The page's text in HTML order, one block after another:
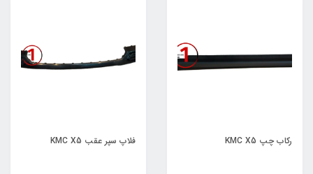
رکاب چپ KMC X5 فلاپ سپر عقب KMC X5